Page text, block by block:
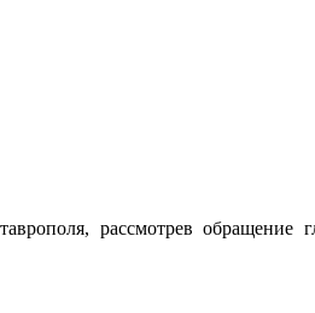
рассмотрев обращение